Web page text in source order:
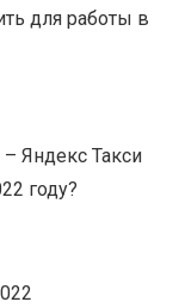
для работы в
Яндекс Такси
году?